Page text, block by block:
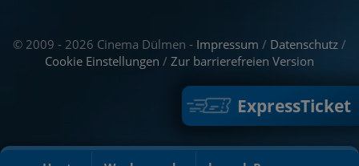
ExpressTicket
© 2009 - 2026 Cinema Dülmen - Impressum / Datenschutz /
Cookie Einstellungen / Zur barrierefreien Version